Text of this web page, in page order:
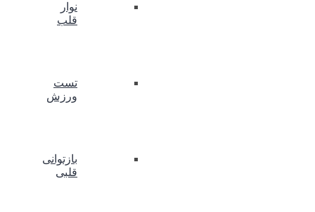
نوار
قلب
تست
ورزش
بازتوانی
قلبی